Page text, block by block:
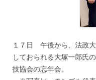
１７日 午後から、法政
しておられる大塚一郎氏
技協会の忘年会。